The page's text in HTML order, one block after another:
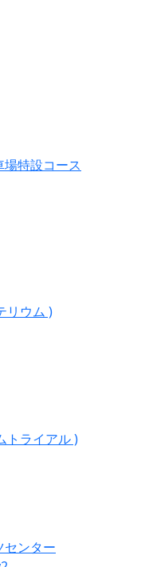
特設コース
リウム )
トライアル )
センター